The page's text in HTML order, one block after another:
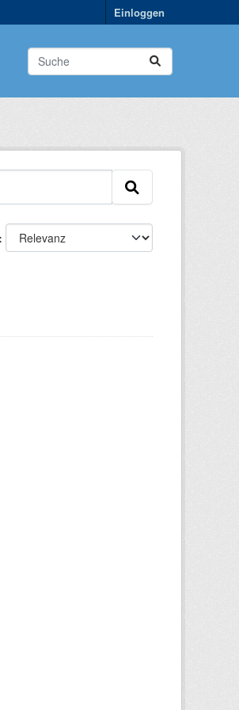
Einloggen